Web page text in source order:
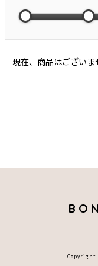
現在、商品はございま
Copyright